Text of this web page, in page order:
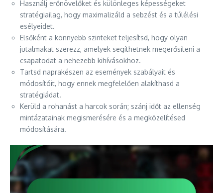
Használj erőnövelőket és különleges képességeket
stratégiailag, hogy maximalizáld a sebzést és a túlélési
esélyeidet.
Elsőként a könnyebb szinteket teljesítsd, hogy olyan
jutalmakat szerezz, amelyek segíthetnek megerősíteni a
csapatodat a nehezebb kihívásokhoz.
Tartsd naprakészen az események szabályait és
módosítóit, hogy ennek megfelelően alakíthasd a
stratégiádat.
Kerüld a rohanást a harcok során; szánj időt az ellenség
mintázatainak megismerésére és a megközelítésed
módosítására.